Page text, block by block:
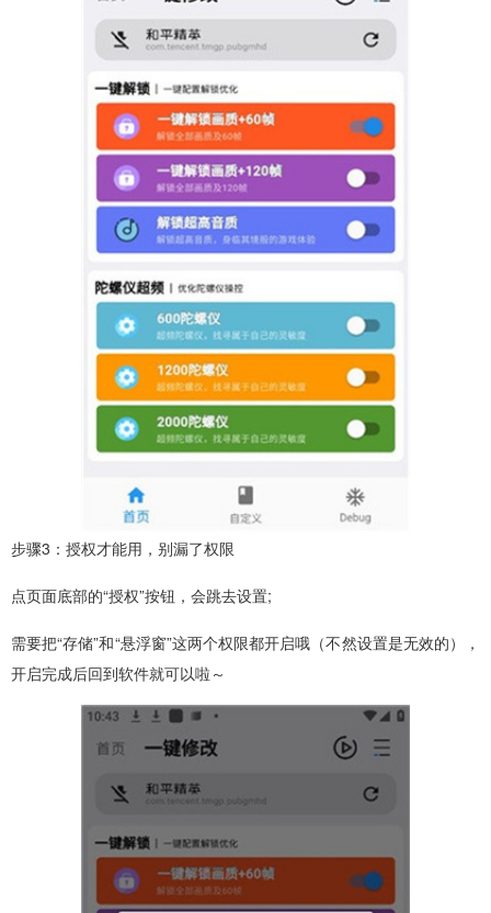
步骤3：授权才能用，别漏了权限
点页面底部的“授权”按钮，会跳去设置;
需要把“存储”和“悬浮窗”这两个权限都开启哦（不然设置是无效的），
开启完成后回到软件就可以啦～